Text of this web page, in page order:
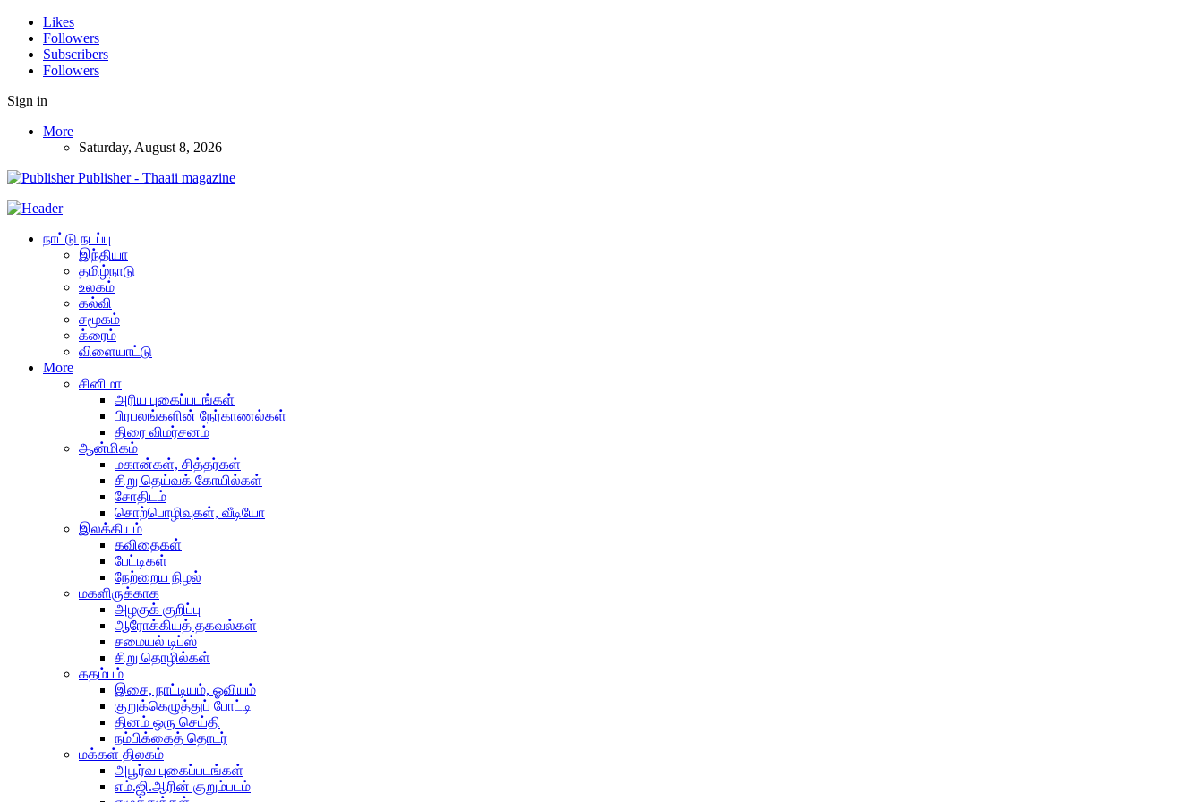
Likes
Followers
Subscribers
Followers
Sign in
More
Saturday, August 8, 2026
Publisher - Thaaii magazine
நாட்டு நடப்பு
இந்தியா
தமிழ்நாடு
உலகம்
கல்வி
சமூகம்
க்ரைம்
விளையாட்டு
More
சினிமா
அரிய புகைப்படங்கள்
பிரபலங்களின் நேர்காணல்கள்
திரை விமர்சனம்
ஆன்மிகம்
மகான்கள், சித்தர்கள்
சிறு தெய்வக் கோயில்கள்
சோதிடம்
சொற்பொழிவுகள், வீடியோ
இலக்கியம்
கவிதைகள்
பேட்டிகள்
நேற்றைய நிழல்
மகளிருக்காக
அழகுக் குறிப்பு
ஆரோக்கியத் தகவல்கள்
சமையல் டிப்ஸ்
சிறு தொழில்கள்
கதம்பம்
இசை, நாட்டியம், ஓவியம்
குறுக்கெழுத்துப் போட்டி
தினம் ஒரு செய்தி
நம்பிக்கைத் தொடர்
மக்கள் திலகம்
அபூர்வ புகைப்படங்கள்
எம்.ஜி.ஆரின் குறும்படம்